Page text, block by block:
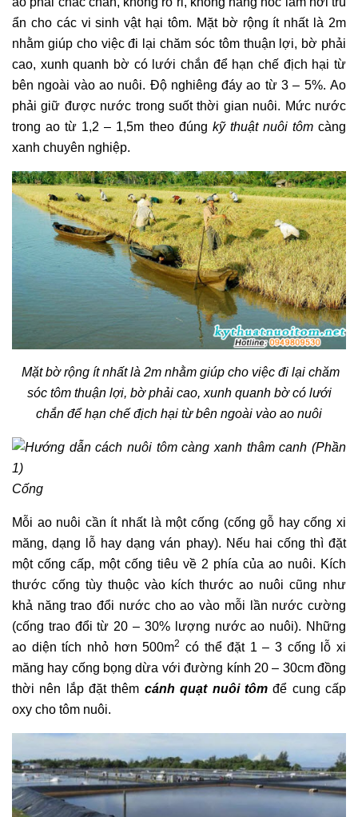
ẩn cho các vi sinh vật hại tôm. Mặt bờ rộng ít nhất là 2m
nhằm giúp cho việc đi lại chăm sóc tôm thuận lợi, bờ phải
cao, xunh quanh bờ có lưới chắn để hạn chế địch hại từ
bên ngoài vào ao nuôi. Độ nghiêng đáy ao từ 3 – 5%. Ao
phải giữ được nước trong suốt thời gian nuôi. Mức nước
trong ao từ 1,2 – 1,5m theo đúng kỹ thuật nuôi tômcàng
xanh chuyên nghiệp.
Mặt bờ rộng ít nhất là 2m nhằm giúp cho việc đi lại chăm
sóc tôm thuận lợi, bờ phải cao, xunh quanh bờ có lưới
chắn để hạn chế địch hại từ bên ngoài vào ao nuôi
Cống
Mỗi ao nuôi cần ít nhất là một cống (cống gỗ hay cống xi
măng, dạng lỗ hay dạng ván phay). Nếu hai cống thì đặt
một cống cấp, một cống tiêu về 2 phía của ao nuôi. Kích
thước cống tùy thuộc vào kích thước ao nuôi cũng như
khả năng trao đổi nước cho ao vào mỗi lần nước cường
(cống trao đổi từ 20 – 30% lượng nước ao nuôi). Những
ao diện tích nhỏ hơn 500m2 có thể đặt 1 – 3 cống lỗ xi
măng hay cống bọng dừa với đường kính 20 – 30cm đồng
thời nên lắp đặt thêm cánh quạt nuôi tômđể cung cấp
oxy cho tôm nuôi.